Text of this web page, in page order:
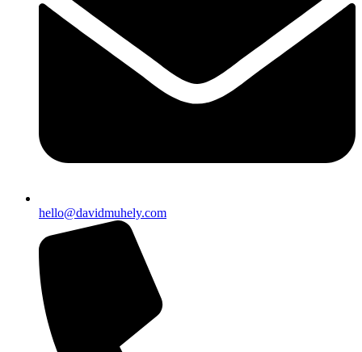
hello@davidmuhely.com